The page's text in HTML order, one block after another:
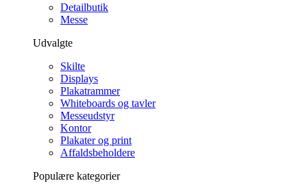
Detailbutik
Messe
Udvalgte
Skilte
Displays
Plakatrammer
Whiteboards og tavler
Messeudstyr
Kontor
Plakater og print
Affaldsbeholdere
Populære kategorier